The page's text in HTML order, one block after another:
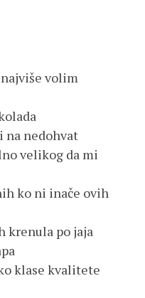
volim
na nedohvat
velikog da mi
ko ni inače ovih
krenula po jaja
klase kvalitete